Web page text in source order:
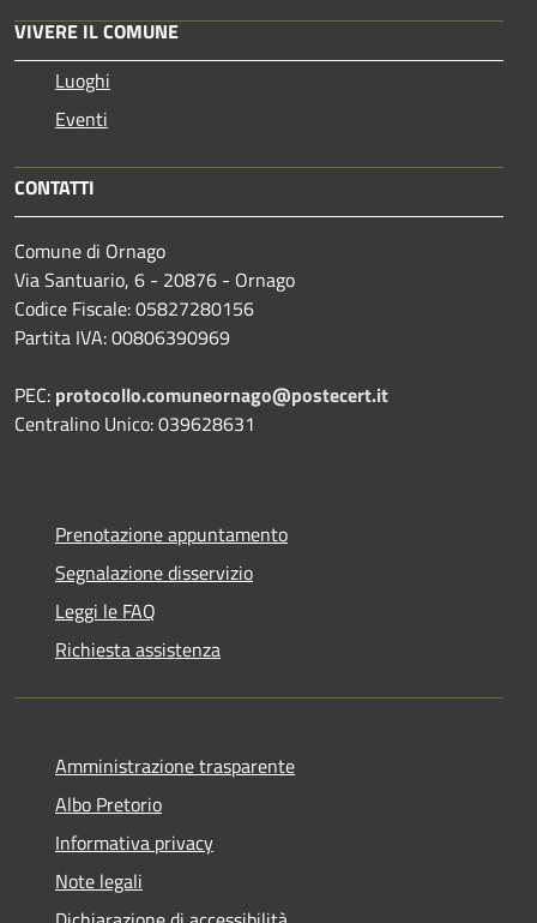
VIVERE IL COMUNE
Luoghi
Eventi
CONTATTI
Comune di Ornago
Via Santuario, 6 - 20876 - Ornago
Codice Fiscale: 05827280156
Partita IVA: 00806390969
PEC: protocollo.comuneornago@postecert.it
Centralino Unico: 039628631
Prenotazione appuntamento
Segnalazione disservizio
Leggi le FAQ
Richiesta assistenza
Amministrazione trasparente
Albo Pretorio
Informativa privacy
Note legali